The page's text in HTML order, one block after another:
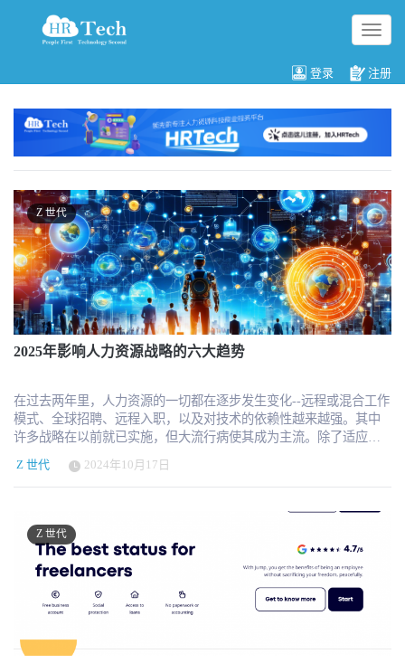
切
换
航
登录 注册
Z 世代
2025年影响人力资源战略的六大趋势
在过去两年里，人力资源的一切都在逐步发生变化--远程或混合工作
模式、全球招聘、远程入职，以及对技术的依赖性越来越强。其中
许多战略在以前就已实施，但大流行病使其成为主流。除了适应这
种转变，全球的人力资源部门还面临着前所未有的挑战，如 “大辞职
潮”、员工职业倦怠和心理健康问题的增加，以及与员工参与和留任
相关的问题。随着大流行病进入第三个年头，各组织学习并尝试了
不同的人力资源战略。虽然人力资源的首要任务会不断调整或演
变，但有一点是肯定的：它们将以人为本，以业务为导向。 以下是
我们在 2025 年可以看到或继续看到的人力资源战略或趋势清单。 员
工福祉与心理健康 2023 年，人力资源战略的核心将围绕员工福利和
心理健康展开。大流行病让我们意识到，员工福利和心理健康不再
是 “可有可无 ”的福利。相反，它们已成为 “必须拥有 ”的福利和人力
资源战略的核心部分。工作压力或个人压力是每个人生活中不可或
缺的一部分。近两年来，随着工作和个人生活的相互影响，这种压
力有增无减。除了压力，由于对大流行病的担忧，全球每个人还承
Z 世代 2024年10月17日
Z 世代